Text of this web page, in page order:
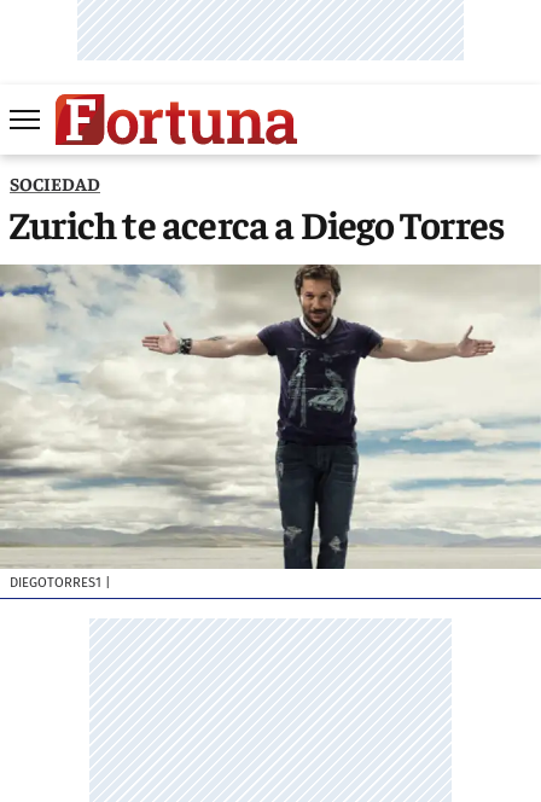
SOCIEDAD
Zurich te acerca a Diego Torres
DIEGOTORRES1